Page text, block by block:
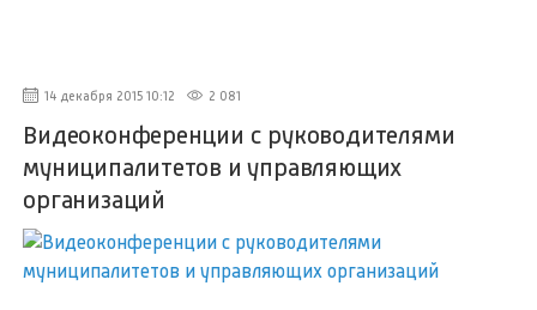
14 декабря 2015 10:12 2 081
Видеоконференции с руководителями
муниципалитетов и управляющих
организаций